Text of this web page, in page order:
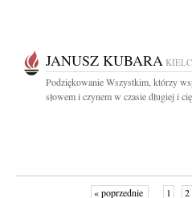
JANUSZ KUBARA
Podziękowanie Wszystkim, którzy
słowem i czynem w czasie długiej i
« poprzednie 1 2